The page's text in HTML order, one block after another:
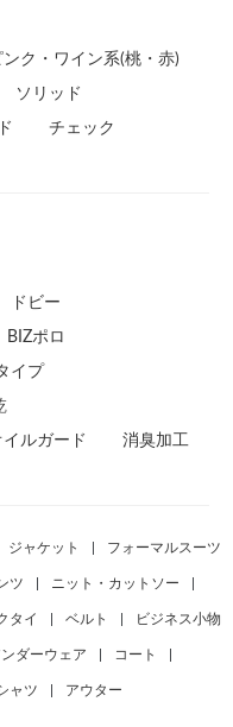
ンク・ワイン系(桃・赤)
ソリッド
チェック
ドビー
BIZポロ
イプ
イルガード 消臭加工
ジャケット フォーマルスーツ
ツ ニット・カットソー
タイ ベルト ビジネス小物
ンダーウェア コート
ャツ アウター